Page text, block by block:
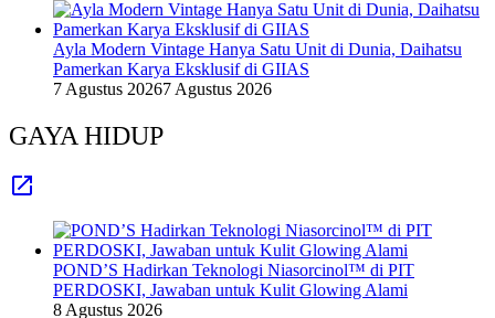
Ayla Modern Vintage Hanya Satu Unit di Dunia, Daihatsu
Pamerkan Karya Eksklusif di GIIAS
7 Agustus 20267 Agustus 2026
GAYA HIDUP
POND’S Hadirkan Teknologi Niasorcinol™ di PIT
PERDOSKI, Jawaban untuk Kulit Glowing Alami
8 Agustus 2026